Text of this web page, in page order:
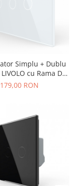
Simplu + Dublu
cu Rama Din
Standard Italian
179,00 RON